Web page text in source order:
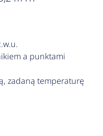
a punktami
zadaną temperaturę